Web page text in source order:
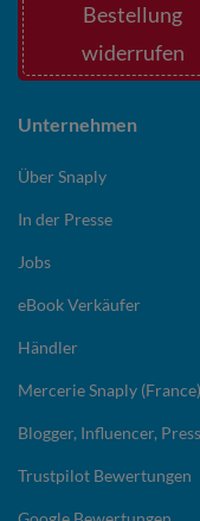
Bestellung
widerrufen
Unternehmen
Über Snaply
In der Presse
Jobs
eBook Verkäufer
Händler
Mercerie Snaply (France)
Blogger, Influencer,
Trustpilot Bewertungen